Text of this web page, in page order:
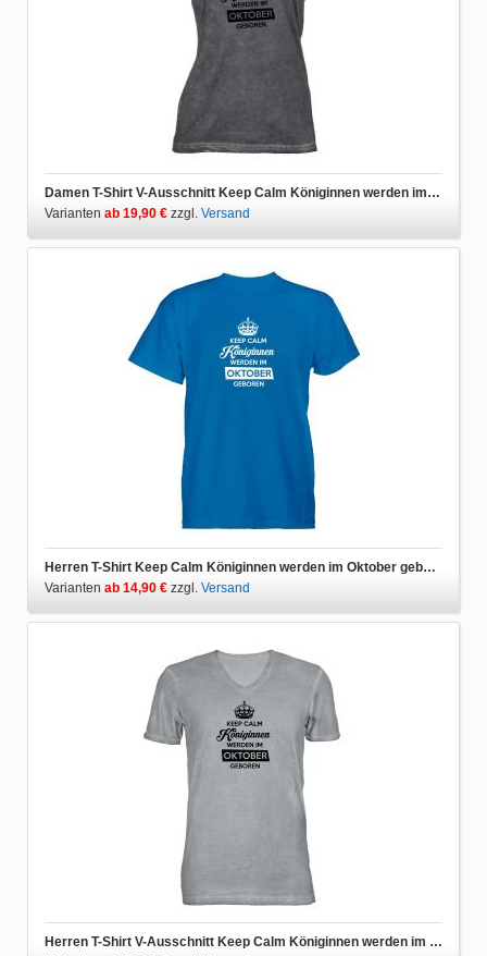
Damen T-Shirt V-Ausschnitt Keep Calm Königinnen werden im Oktober geboren
Varianten ab 19,90 € zzgl. Versand
Herren T-Shirt Keep Calm Königinnen werden im Oktober geboren
Varianten ab 14,90 € zzgl. Versand
Herren T-Shirt V-Ausschnitt Keep Calm Königinnen werden im Oktober geboren